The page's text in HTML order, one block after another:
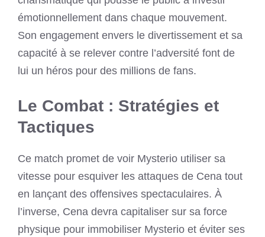
émotionnellement dans chaque mouvement.
Son engagement envers le divertissement et sa
capacité à se relever contre l’adversité font de
lui un héros pour des millions de fans.
Le Combat : Stratégies et
Tactiques
Ce match promet de voir Mysterio utiliser sa
vitesse pour esquiver les attaques de Cena tout
en lançant des offensives spectaculaires. À
l’inverse, Cena devra capitaliser sur sa force
physique pour immobiliser Mysterio et éviter ses